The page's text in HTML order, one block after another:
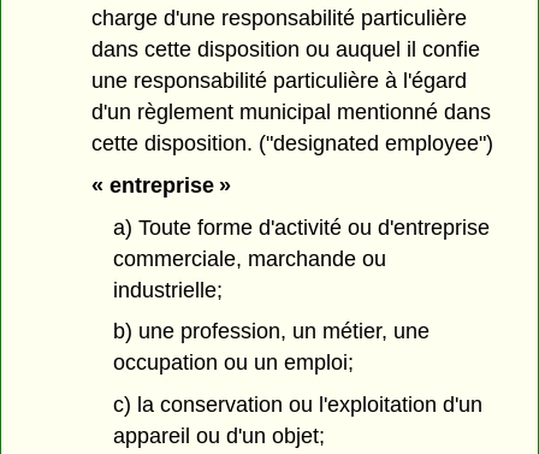
charge d'une responsabilité particulière
dans cette disposition ou auquel il confie
une responsabilité particulière à l'égard
d'un règlement municipal mentionné dans
cette disposition. ("designated employee")
« entreprise »
a) Toute forme d'activité ou d'entreprise
commerciale, marchande ou
industrielle;
b) une profession, un métier, une
occupation ou un emploi;
c) la conservation ou l'exploitation d'un
appareil ou d'un objet;